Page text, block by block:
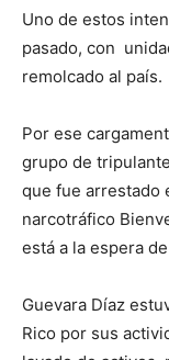
Uno de estos
pasado, con
remolcado al país.
Por ese
grupo de
que fue arrestado
narcotráfico
está a la espera
Guevara Díaz
Rico por sus